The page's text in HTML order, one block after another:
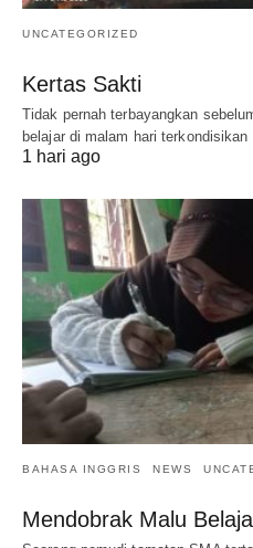
UNCATEGORIZED
Kertas Sakti
Tidak pernah terbayangkan
belajar di malam hari
1 hari ago
BAHASA INGGRIS NEWS
Mendobrak Malu